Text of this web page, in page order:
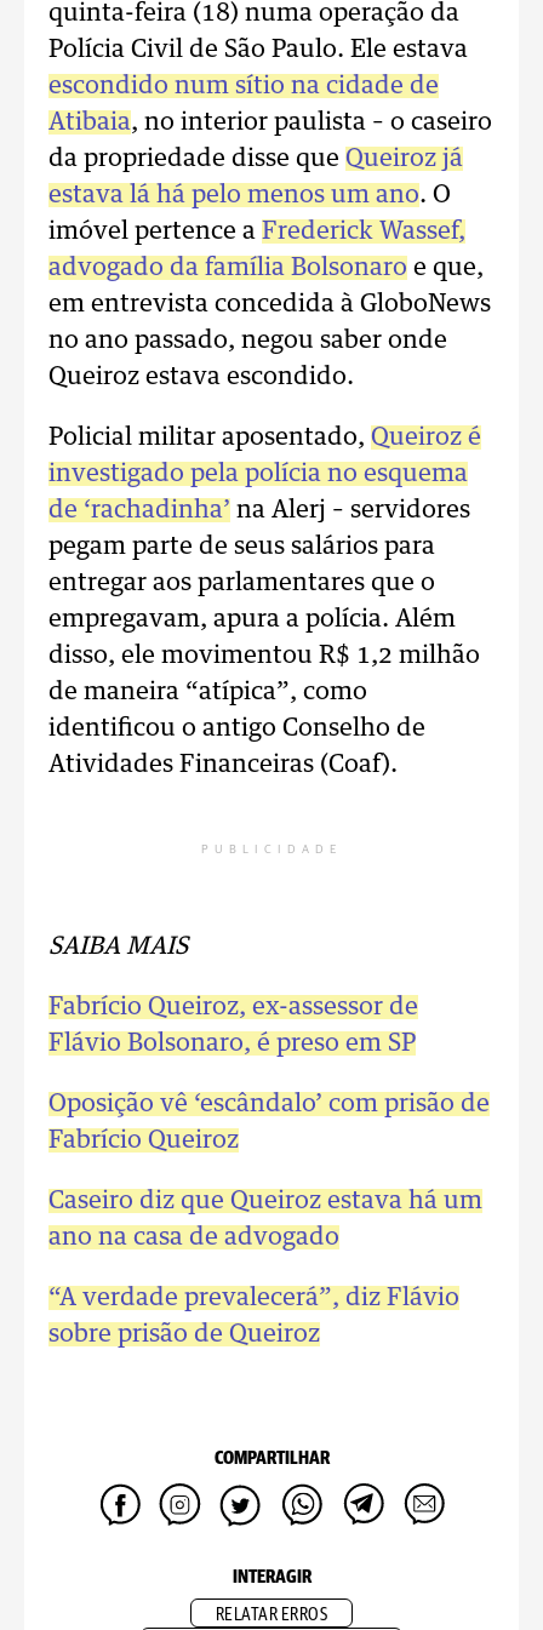
quinta-feira (18) numa operação da
Polícia Civil de São Paulo. Ele estava
escondido num sítio na cidade de
Atibaia, no interior paulista – o caseiro
da propriedade disse que Queiroz já
estava lá há pelo menos um ano. O
imóvel pertence a Frederick Wassef,
advogado da família Bolsonaro e que,
em entrevista concedida à GloboNews
no ano passado, negou saber onde
Queiroz estava escondido.
Policial militar aposentado, Queiroz é
investigado pela polícia no esquema
de ‘rachadinha’ na Alerj – servidores
pegam parte de seus salários para
entregar aos parlamentares que o
empregavam, apura a polícia. Além
disso, ele movimentou R$ 1,2 milhão
de maneira “atípica”, como
identificou o antigo Conselho de
Atividades Financeiras (Coaf).
PUBLICIDADE
SAIBA MAIS
Fabrício Queiroz, ex-assessor de
Flávio Bolsonaro, é preso em SP
Oposição vê ‘escândalo’ com prisão de
Fabrício Queiroz
Caseiro diz que Queiroz estava há um
ano na casa de advogado
“A verdade prevalecerá”, diz Flávio
sobre prisão de Queiroz
COMPARTILHAR
INTERAGIR
RELATAR ERROS